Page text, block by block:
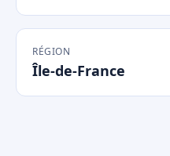
RÉGION
Île-de-France